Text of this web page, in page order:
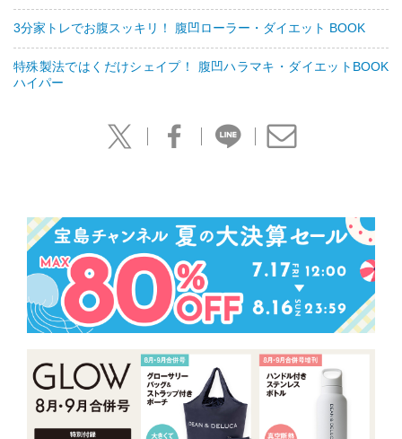
3分家トレでお腹スッキリ！ 腹凹ローラー・ダイエット BOOK
特殊製法ではくだけシェイプ！ 腹凹ハラマキ・ダイエットBOOK
ハイパー